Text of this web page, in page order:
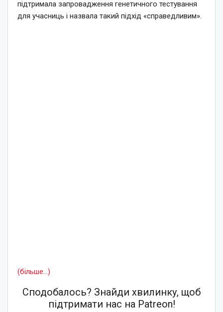
підтримала запровадження генетичного тестування
для учасниць і назвала такий підхід «справедливим».
(більше…)
Сподобалось? Знайди хвилинку, щоб
підтримати нас на Patreon!